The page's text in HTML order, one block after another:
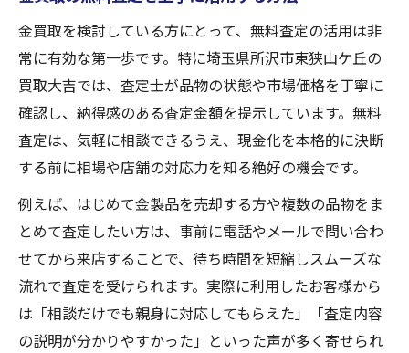
金買取を検討している方にとって、無料査定の活用は非
常に有効な第一歩です。特に埼玉県所沢市東狭山ケ丘の
買取大吉では、査定士が品物の状態や市場価格を丁寧に
確認し、納得感のある査定金額を提示しています。無料
査定は、気軽に相談できるうえ、現金化を本格的に決断
する前に相場や店舗の対応力を知る絶好の機会です。
例えば、はじめて金製品を売却する方や複数の品物をま
とめて査定したい方は、事前に電話やメールで問い合わ
せてから来店することで、待ち時間を短縮しスムーズな
流れで査定を受けられます。実際に利用したお客様から
は「相談だけでも親身に対応してもらえた」「査定内容
の説明が分かりやすかった」といった声が多く寄せられ